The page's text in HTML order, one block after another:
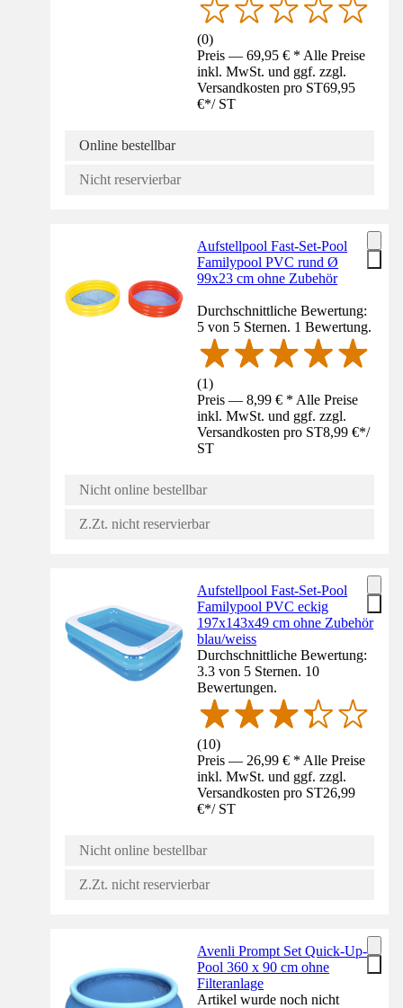
(0)
Preis — 69,95 € * Alle Preise
inkl. MwSt. und ggf. zzgl.
Versandkosten pro ST69,95
€*/ ST
Online bestellbar
Nicht reservierbar
Aufstellpool Fast-Set-Pool
Familypool PVC rund Ø
99x23 cm ohne Zubehör
Durchschnittliche Bewertung:
5 von 5 Sternen. 1 Bewertung.
(1)
Preis — 8,99 € * Alle Preise
inkl. MwSt. und ggf. zzgl.
Versandkosten pro ST8,99 €*/
ST
Nicht online bestellbar
Z.Zt. nicht reservierbar
Aufstellpool Fast-Set-Pool
Familypool PVC eckig
197x143x49 cm ohne Zubehör
blau/weiss
Durchschnittliche Bewertung:
3.3 von 5 Sternen. 10
Bewertungen.
(10)
Preis — 26,99 € * Alle Preise
inkl. MwSt. und ggf. zzgl.
Versandkosten pro ST26,99
€*/ ST
Nicht online bestellbar
Z.Zt. nicht reservierbar
Avenli Prompt Set Quick-Up-
Pool 360 x 90 cm ohne
Filteranlage
Artikel wurde noch nicht